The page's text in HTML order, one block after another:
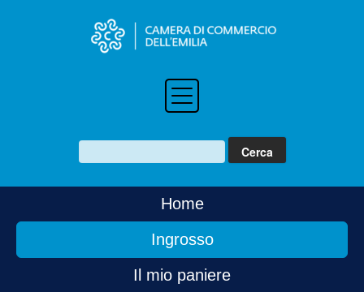
Home
Ingrosso
Il mio paniere